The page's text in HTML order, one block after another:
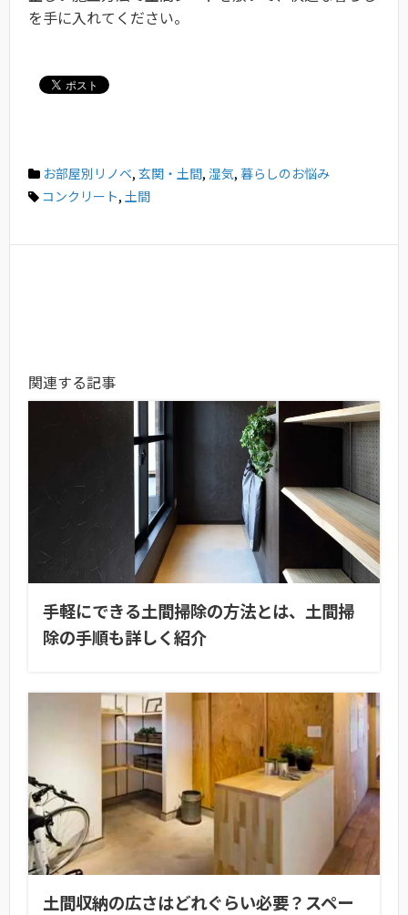
を手に入れてください。
お部屋別リノベ, 玄関・土間, 湿気, 暮らしのお悩み
コンクリート, 土間
関連する記事
手軽にできる土間掃除の方法とは、土間掃
除の手順も詳しく紹介
土間収納の広さはどれぐらい必要？スペー